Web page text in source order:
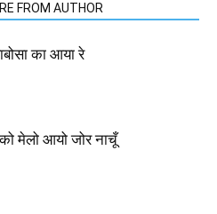
FROM AUTHOR
का आया रे
को मेलो आयो जोर नाचूँ